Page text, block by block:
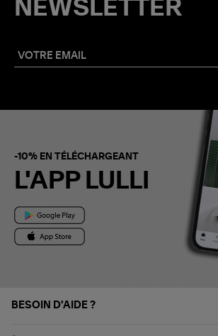
NEWSLETTER
-10% EN TÉLÉCHARGEANT
L'APP LULLI
BESOIN D'AIDE ?